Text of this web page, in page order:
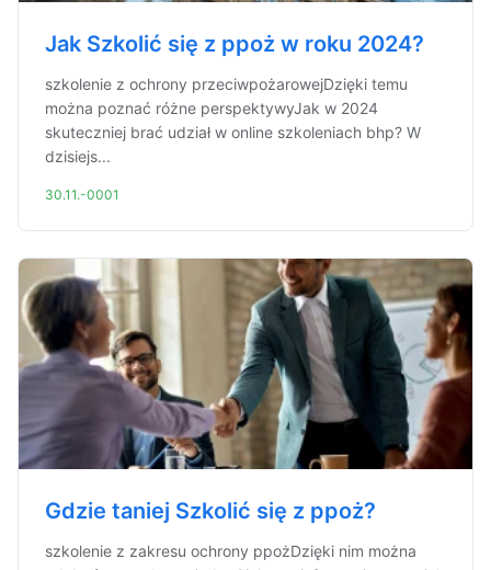
Jak Szkolić się z ppoż w roku 2024?
szkolenie z ochrony przeciwpożarowejDzięki temu
można poznać różne perspektywyJak w 2024
skuteczniej brać udział w online szkoleniach bhp? W
dzisiejs...
30.11.-0001
Gdzie taniej Szkolić się z ppoż?
szkolenie z zakresu ochrony ppożDzięki nim można